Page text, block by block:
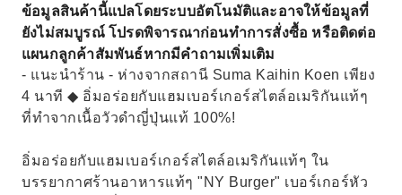
ข้อมูลสินค้านี้แปลโดยระบบอัตโนมัติและอาจให้ข้อมูลที่
ยังไม่สมบูรณ์ โปรดพิจารณาก่อนทำการสั่งซื้อ หรือติดต่อ
แผนกลูกค้าสัมพันธ์หากมีคำถามเพิ่มเติม
- แนะนำร้าน - ห่างจากสถานี Suma Kaihin Koen เพียง
4 นาที ◆ อิ่มอร่อยกับแฮมเบอร์เกอร์สไตล์อเมริกันแท้ๆ
ที่ทำจากเนื้อวัวดำญี่ปุ่นแท้ 100%!
อิ่มอร่อยกับแฮมเบอร์เกอร์สไตล์อเมริกันแท้ๆ ใน
บรรยากาศร้านอาหารแท้ๆ "NY Burger" เบอร์เกอร์หัว